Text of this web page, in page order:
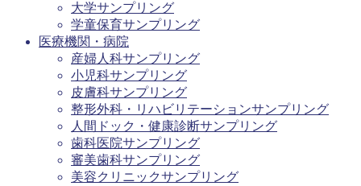
大学サンプリング
学童保育サンプリング
医療機関・病院
産婦人科サンプリング
小児科サンプリング
皮膚科サンプリング
整形外科・リハビリテーションサンプリング
人間ドック・健康診断サンプリング
歯科医院サンプリング
審美歯科サンプリング
美容クリニックサンプリング